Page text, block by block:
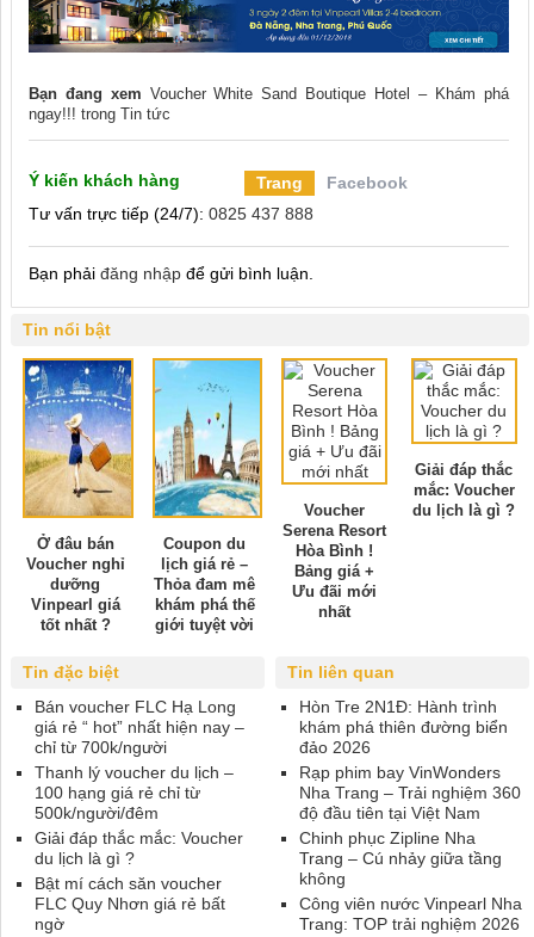
Bạn đang xem Voucher White Sand Boutique Hotel – Khám phá
ngay!!! trong Tin tức
Ý kiến khách hàng Trang
Facebook
Tư vấn trực tiếp (24/7): 0825 437 888
Bạn phải đăng nhập để gửi bình luận.
Tin nổi bật
Ở đâu bán
Voucher nghỉ
dưỡng
Vinpearl giá
tốt nhất ?
Coupon du
lịch giá rẻ –
Thỏa đam mê
khám phá thế
giới tuyệt vời
Voucher
Serena Resort
Hòa Bình !
Bảng giá +
Ưu đãi mới
nhất
Giải đáp thắc
mắc: Voucher
du lịch là gì ?
Tin liên quan
Hòn Tre 2N1Đ: Hành trình
khám phá thiên đường biển
đảo 2026
Rạp phim bay VinWonders
Nha Trang – Trải nghiệm 360
độ đầu tiên tại Việt Nam
Chinh phục Zipline Nha
Trang – Cú nhảy giữa tầng
không
Công viên nước Vinpearl Nha
Trang: TOP trải nghiệm 2026
Tin đặc biệt
Bán voucher FLC Hạ Long
giá rẻ “ hot” nhất hiện nay –
chỉ từ 700k/người
Thanh lý voucher du lịch –
100 hạng giá rẻ chỉ từ
500k/người/đêm
Giải đáp thắc mắc: Voucher
du lịch là gì ?
Bật mí cách săn voucher
FLC Quy Nhơn giá rẻ bất
ngờ